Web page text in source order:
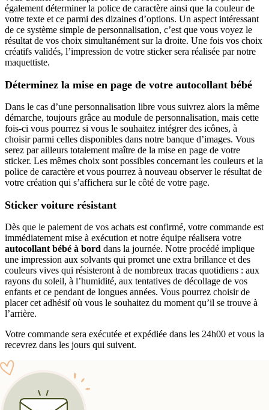
également déterminer la police de caractère ainsi que la couleur de
votre texte et ce parmi des dizaines d’options. Un aspect intéressant
de ce système simple de personnalisation, c’est que vous voyez le
résultat de vos choix simultanément sur la droite. Une fois vos choix
créatifs validés, l’impression de votre sticker sera réalisée par notre
maquettiste.
Déterminez la mise en page de votre autocollant bébé
Dans le cas d’une personnalisation libre vous suivrez alors la même
démarche, toujours grâce au module de personnalisation, mais cette
fois-ci vous pourrez si vous le souhaitez intégrer des icônes, à
choisir parmi celles disponibles dans notre banque d’images. Vous
serez par ailleurs totalement maître de la mise en page de votre
sticker. Les mêmes choix sont possibles concernant les couleurs et la
police de caractère et vous pourrez à nouveau observer le résultat de
votre création qui s’affichera sur le côté de votre page.
Sticker voiture résistant
Dès que le paiement de vos achats est confirmé, votre commande est
immédiatement mise à exécution et notre équipe réalisera votre
autocollant bébé à bord dans la journée. Notre procédé implique
une impression aux solvants qui promet une extra brillance et des
couleurs vives qui résisteront à de nombreux tracas quotidiens : aux
rayons du soleil, à l’humidité, aux tentatives de décollage de vos
enfants et ce pendant de longues années. Vous pourrez choisir de
placer cet adhésif où vous le souhaitez du moment qu’il se trouve à
l’arrière.
Votre commande sera exécutée et expédiée dans les 24h00 et vous la
recevrez dans les jours qui suivent.